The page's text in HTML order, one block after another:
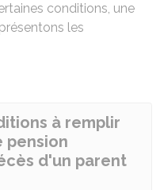
conditions, une
les
à remplir
pension
d'un parent